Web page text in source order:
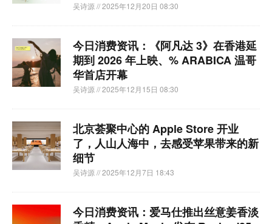
吴诗源 // 2025年12月20日 08:30
今日消费资讯：《阿凡达 3》在香港延
期到 2026 年上映、% ARABICA 温哥
华首店开幕
吴诗源 // 2025年12月15日 08:30
北京荟聚中心的 Apple Store 开业
了，人山人海中，去感受苹果带来的新
细节
吴诗源 // 2025年12月7日 18:43
今日消费资讯：爱马仕推出丝意姜香淡